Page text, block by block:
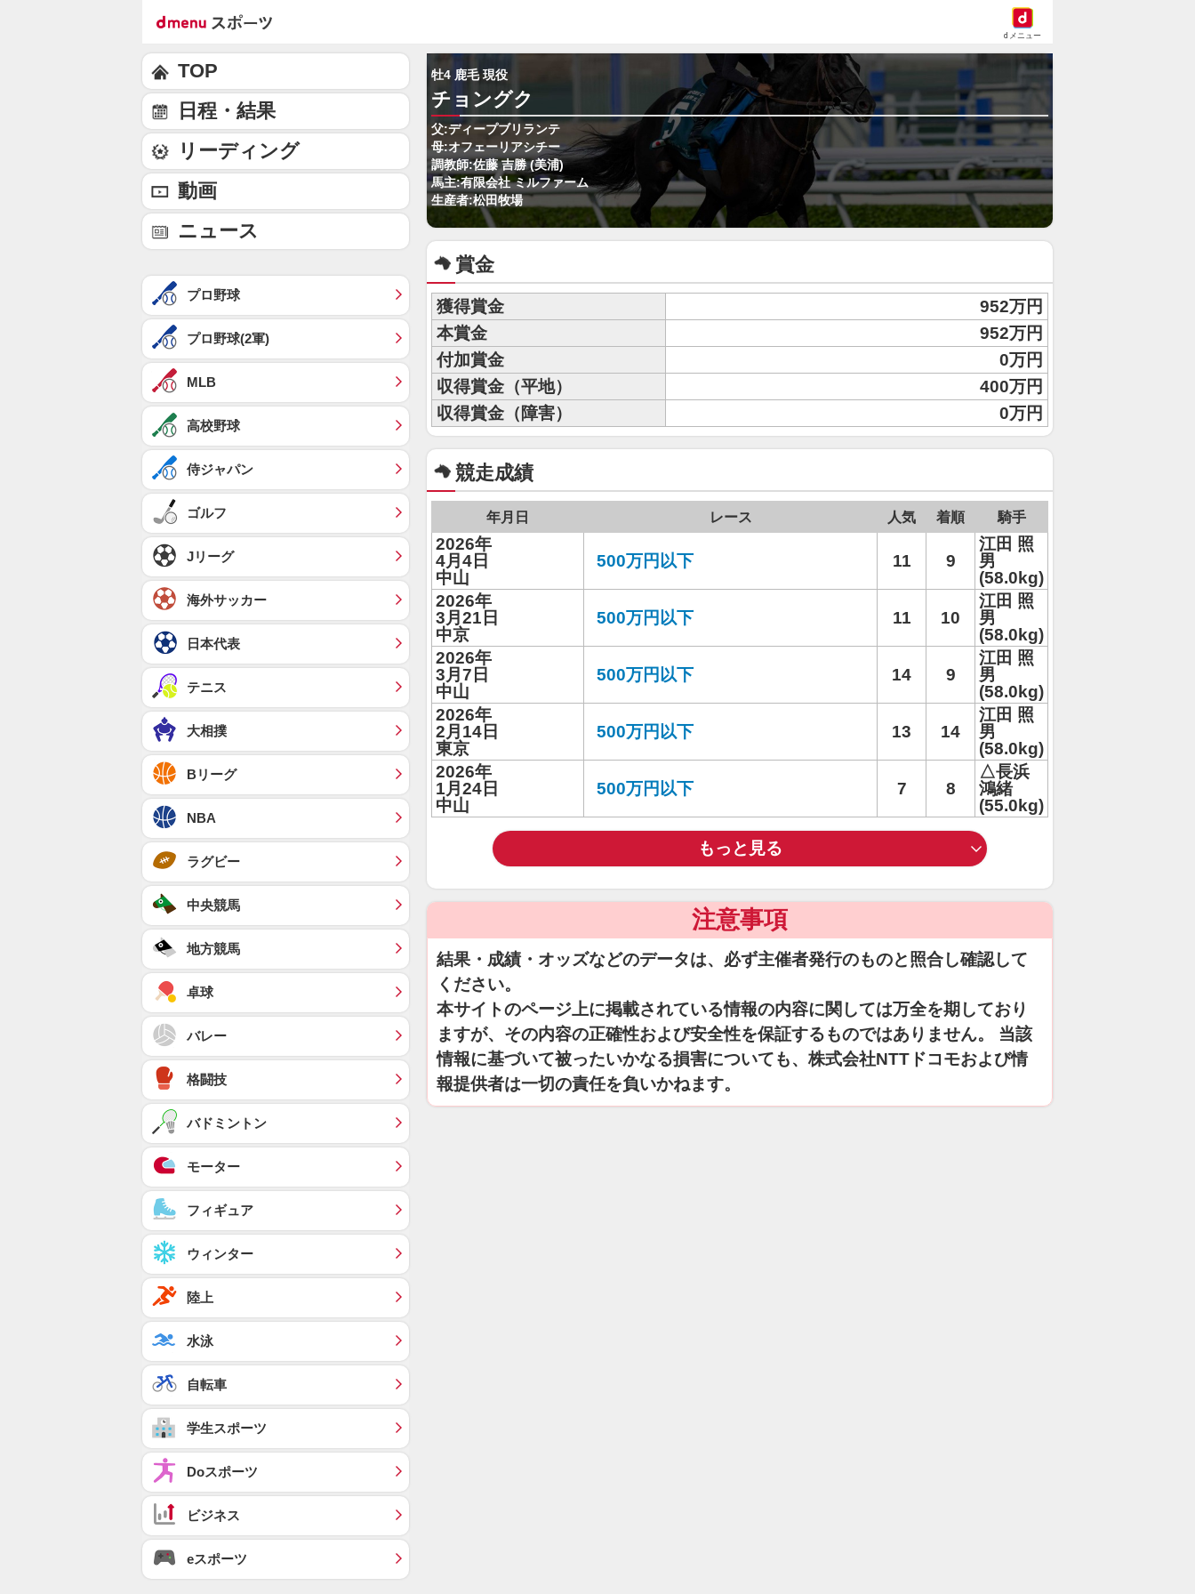
dメニュー
牡4 鹿毛 現役
チョングク
父:ディープブリランテ
母:オフェーリアシチー
調教師:佐藤 吉勝 (美浦)
馬主:有限会社 ミルファーム
生産者:松田牧場
賞金
獲得賞金
952万円
本賞金
952万円
付加賞金
0万円
収得賞金（平地）
400万円
収得賞金（障害）
0万円
競走成績
年月日 レース 人気 着順 騎手
2026年
4月4日
中山
500万円以下 11 9
江田 照
男
(58.0kg)
2026年
3月21日
中京
500万円以下 11 10
江田 照
男
(58.0kg)
2026年
3月7日
中山
500万円以下 14 9
江田 照
男
(58.0kg)
2026年
2月14日
東京
500万円以下 13 14
江田 照
男
(58.0kg)
2026年
1月24日
中山
500万円以下 7 8
△長浜
鴻緒
(55.0kg)
もっと見る
注意事項
結果・成績・オッズなどのデータは、必ず主催者発行のものと照合し確認して
ください。
本サイトのページ上に掲載されている情報の内容に関しては万全を期しており
ますが、その内容の正確性および安全性を保証するものではありません。 当該
情報に基づいて被ったいかなる損害についても、株式会社NTTドコモおよび情
報提供者は一切の責任を負いかねます。
TOP
日程・結果
リーディング
動画
ニュース
プロ野球
プロ野球(2軍)
MLB
高校野球
侍ジャパン
ゴルフ
Jリーグ
海外サッカー
日本代表
テニス
大相撲
Bリーグ
NBA
ラグビー
中央競馬
地方競馬
卓球
バレー
格闘技
バドミントン
モーター
フィギュア
ウィンター
陸上
水泳
自転車
学生スポーツ
Doスポーツ
ビジネス
eスポーツ